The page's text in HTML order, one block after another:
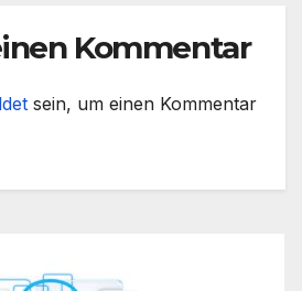
Kommentar
sein, um einen Kommentar